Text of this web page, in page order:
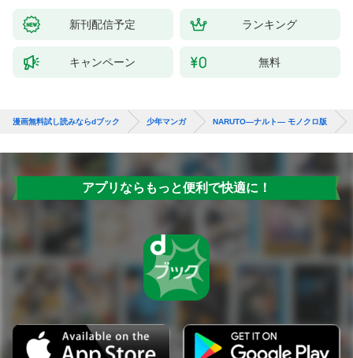
新刊配信予定 ランキング
キャンペーン 無料
漫画無料試し読みならdブック 少年マンガ NARUTO―ナルト― モノクロ版
アプリならもっと便利で快適に！